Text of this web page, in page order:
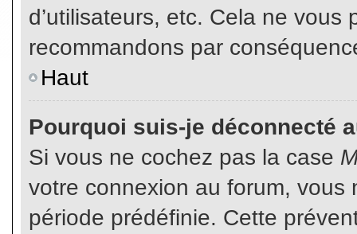
d’utilisateurs, etc. Cela ne vous
recommandons par
Haut
Pourquoi suis-je déconnecté
Si vous ne cochez pas la case
votre connexion au forum,
période prédéfinie. Cette